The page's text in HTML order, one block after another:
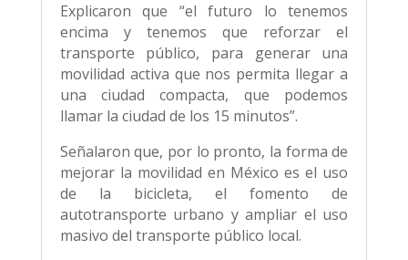
Explicaron que “el futuro lo tenemos
encima y tenemos que reforzar el
transporte público, para generar una
movilidad activa que nos permita llegar a
una ciudad compacta, que podemos
llamar la ciudad de los 15 minutos”.
Señalaron que, por lo pronto, la forma de
mejorar la movilidad en México es el uso
de la bicicleta, el fomento de
autotransporte urbano y ampliar el uso
masivo del transporte público local.